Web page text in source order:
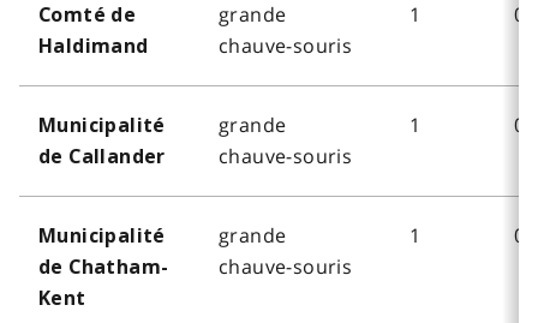
Comté de
Haldimand
grande
chauve-souris
1 0
Municipalité
de Callander
grande
chauve-souris
1 0
Municipalité
de Chatham-
Kent
grande
chauve-souris
1 0